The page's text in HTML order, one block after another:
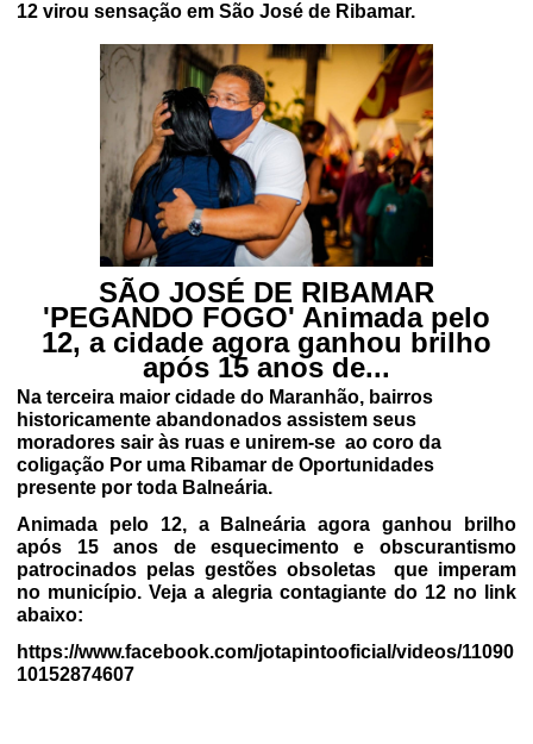
12 virou sensação em São José de Ribamar.
SÃO JOSÉ DE RIBAMAR
'PEGANDO FOGO' Animada pelo
12, a cidade agora ganhou brilho
após 15 anos de...
Na terceira maior cidade do Maranhão, bairros
historicamente abandonados assistem seus
moradores sair às ruas e unirem-se ao coro da
coligação Por uma Ribamar de Oportunidades
presente por toda Balneária.
Animada pelo 12, a Balneária agora ganhou brilho
após 15 anos de esquecimento e obscurantismo
patrocinados pelas gestões obsoletas
que imperam
no município. Veja a alegria contagiante do 12 no link
abaixo:
https://www.facebook.com/jotapintooficial/videos/11090
10152874607